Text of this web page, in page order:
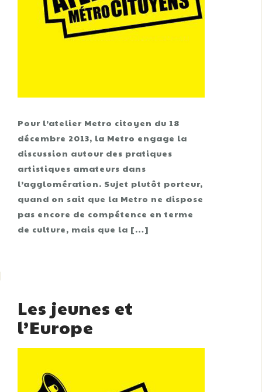
Pour l’atelier Metro citoyen du 18
décembre 2013, la Metro engage la
discussion autour des pratiques
artistiques amateurs dans
l’agglomération. Sujet plutôt porteur,
quand on sait que la Metro ne dispose
pas encore de compétence en terme
de culture, mais que la […]
Les jeunes et
l’Europe